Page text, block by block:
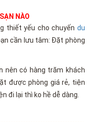
NÀO
thiết yếu cho chuyến du
cần lưu tâm: Đặt phòng
nên có hàng trăm khách
được phòng giá rẻ, tiện
đi lại thì ko hề dễ dàng.